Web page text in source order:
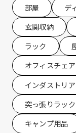
部屋
デ
玄関収納
ラック
オフィスチェア
インダストリ
突っ張りラック
キャンプ用品